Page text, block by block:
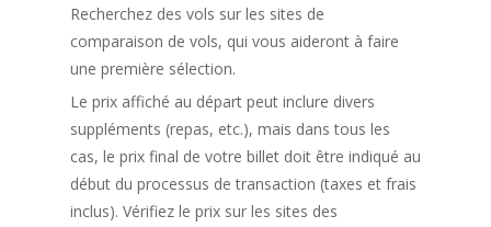
Recherchez des vols sur les sites de
comparaison de vols, qui vous aideront à faire
une première sélection.
Le prix affiché au départ peut inclure divers
suppléments (repas, etc.), mais dans tous les
cas, le prix final de votre billet doit être indiqué au
début du processus de transaction (taxes et frais
inclus). Vérifiez le prix sur les sites des